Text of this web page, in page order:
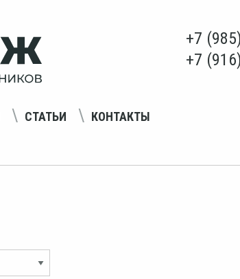
+7 (985)
+7 (916)
СТАТЬИ КОНТАКТЫ